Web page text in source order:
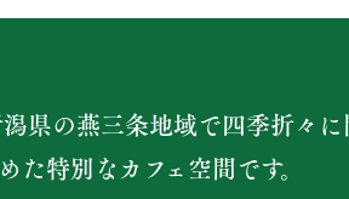
県の燕三条地域で四季折々に
た特別なカフェ空間です。